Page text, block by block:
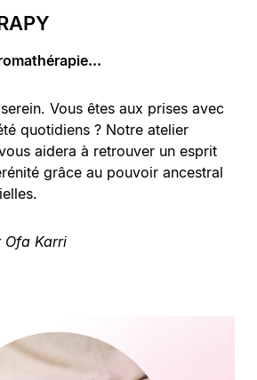
Vous êtes aux prises avec
quotidiens ? Notre atelier
aidera à retrouver un esprit
grâce au pouvoir ancestral
Ofa Karri